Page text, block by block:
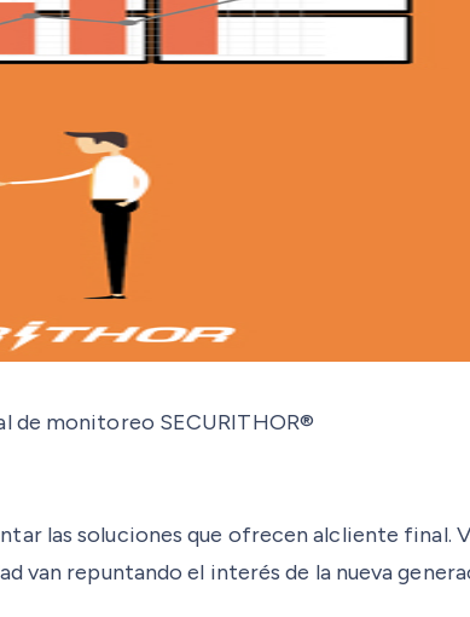
de monitoreo SECURITHOR®
las soluciones que ofrecen alcliente final.
van repuntando el interés de la nueva